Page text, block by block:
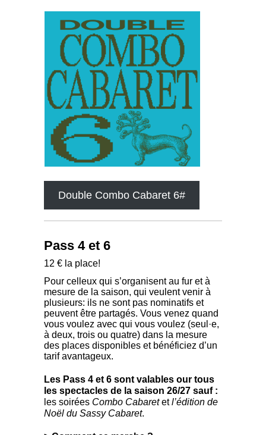
Double Combo Cabaret 6#
Pass 4 et 6
12 € la place!
Pour celleux qui s’organisent au fur et à
mesure de la saison, qui veulent venir à
plusieurs: ils ne sont pas nominatifs et
peuvent être partagés. Vous venez quand
vous voulez avec qui vous voulez (seul·e,
à deux, trois ou quatre) dans la mesure
des places disponibles et bénéficiez d’un
tarif avantageux.
Les Pass 4 et 6 sont valables our tous
les spectacles de la saison 26/27 sauf :
les soirées Combo Cabaretetl’édition de
Noël du Sassy Cabaret.